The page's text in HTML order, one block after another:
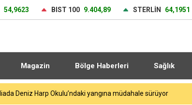
54,9623 BIST 100 9.404,89 STERLİN 64,1951
Magazin Bölge Haberleri Sağlık